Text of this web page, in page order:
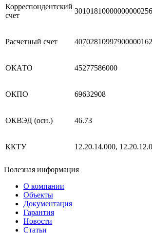
Корреспондентский
счет
30101810000000000256
Расчетный счет 40702810997900000162
ОКАТО 45277586000
ОКПО 69632908
ОКВЭД (осн.) 46.73
ККТУ 12.20.14.000,
Полезная информация
О компании
Объекты
Документация
Гарантия
Новости
Статьи